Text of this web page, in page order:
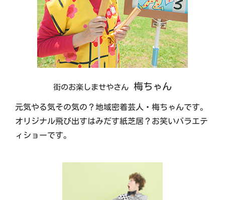
街のお楽しませやさん 梅ちゃん
元気やる気その気の？地域密着芸人・梅ちゃんです。
オリジナル飛び出すはみだす紙芝居？お笑いバラエテ
ィショーです。